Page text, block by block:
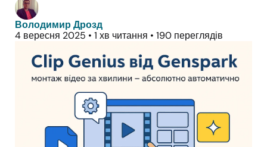
Володимир Дрозд
4 вересня 2025 • 1 хв читання • 190 переглядів